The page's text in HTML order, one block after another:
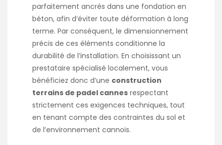
parfaitement ancrés dans une fondation en
béton, afin d’éviter toute déformation à long
terme. Par conséquent, le dimensionnement
précis de ces éléments conditionne la
durabilité de l’installation. En choisissant un
prestataire spécialisé localement, vous
bénéficiez donc d’une construction
terrains de padel cannes respectant
strictement ces exigences techniques, tout
en tenant compte des contraintes du sol et
de l’environnement cannois.